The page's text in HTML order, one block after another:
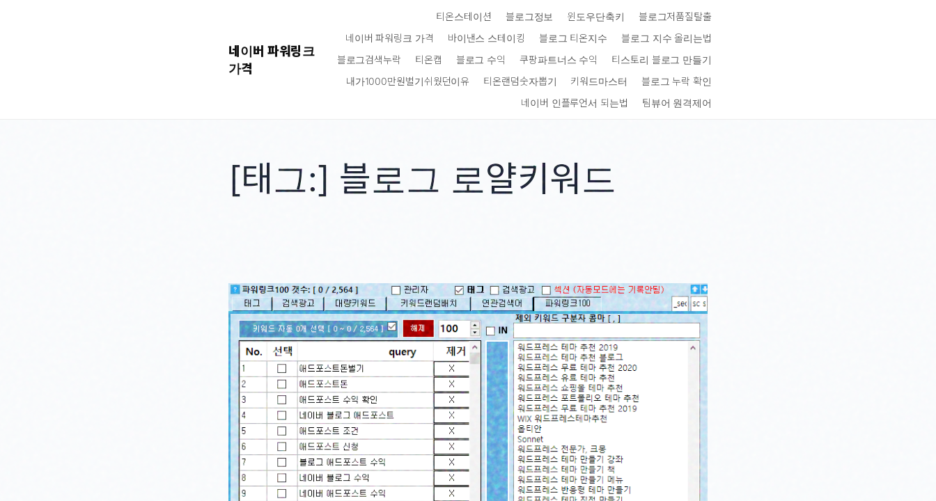
네이버 파워링크
가격
티온스테이션 블로그정보 윈도우단축키
블로그저품질탈출
네이버 파워링크 가격
바이낸스 스테이킹 블로그 티온지수
블로그 지수 올리는법
블로그검색누락
티온캡 블로그 수익 쿠팡파트너스 수익
티스토리 블로그 만들기
내가1000만원벌기쉬웠던이유
티온랜덤숫자뽑기 키워드마스터
블로그 누락 확인
네이버 인플루언서 되는법
팀뷰어 원격제어
[태그:] 블로그 로얄키워드